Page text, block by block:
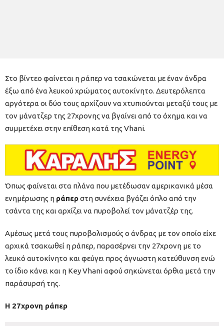
Στο βίντεο φαίνεται η ράπερ να τσακώνεται με έναν άνδρα
έξω από ένα λευκού χρώματος αυτοκίνητο. Δευτερόλεπτα
αργότερα οι δύο τους αρχίζουν να χτυπιούνται μεταξύ τους με
τον μάνατζερ της 27χρονης να βγαίνει από το όχημα και να
συμμετέχει στην επίθεση κατά της Vhani.
Όπως φαίνεται στα πλάνα που μετέδωσαν αμερικανικά μέσα
ενημέρωσης η ράπερστη συνέχεια βγάζει όπλο από την
τσάντα της και αρχίζει να πυροβολεί τον μάνατζέρ της.
Αμέσως μετά τους πυροβολισμούς ο άνδρας με τον οποίο είχε
αρχικά τσακωθεί η ράπερ, παρασέρνει την 27χρονη με το
λευκό αυτοκίνητο και φεύγει προς άγνωστη κατεύθυνση ενώ
το ίδιο κάνει και η Key Vhani αφού σηκώνεται όρθια μετά την
παράσυρσή της.
H 27χρονη ράπερ